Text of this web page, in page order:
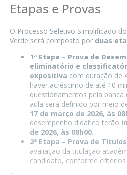
Etapas e Provas
O Processo Seletivo Simplificado
Verde será composto por duas
1ª Etapa – Prova de
eliminatório e
expositiva com duração de
haver acréscimo de até 10
questionamentos pela banca
aula será definido por meio
17 de março de 2026, às
desempenho didático terão
de 2026, às 08h00.
2ª Etapa – Prova de Títulos
avaliação da titulação
candidato, conforme